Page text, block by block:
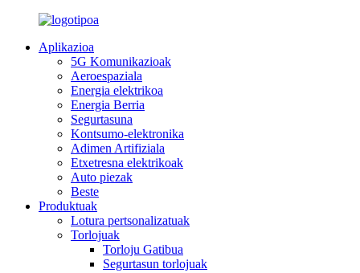
Aplikazioa
5G Komunikazioak
Aeroespaziala
Energia elektrikoa
Energia Berria
Segurtasuna
Kontsumo-elektronika
Adimen Artifiziala
Etxetresna elektrikoak
Auto piezak
Beste
Produktuak
Lotura pertsonalizatuak
Torlojuak
Torloju Gatibua
Segurtasun torlojuak